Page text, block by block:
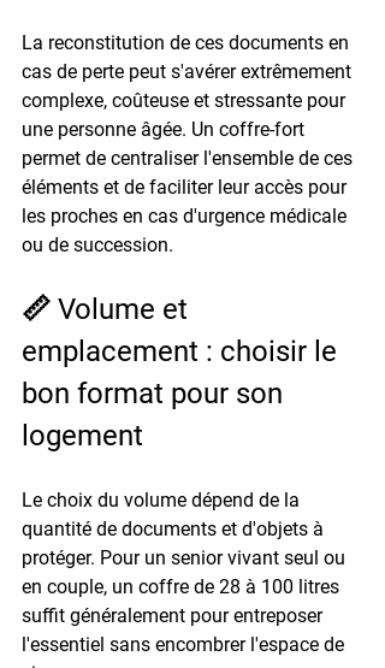
La reconstitution de ces documents en
cas de perte peut s'avérer extrêmement
complexe, coûteuse et stressante pour
une personne âgée. Un coffre-fort
permet de centraliser l'ensemble de ces
éléments et de faciliter leur accès pour
les proches en cas d'urgence médicale
ou de succession.
📏 Volume et
emplacement : choisir le
bon format pour son
logement
Le choix du volume dépend de la
quantité de documents et d'objets à
protéger. Pour un senior vivant seul ou
en couple, un coffre de 28 à 100 litres
suffit généralement pour entreposer
l'essentiel sans encombrer l'espace de